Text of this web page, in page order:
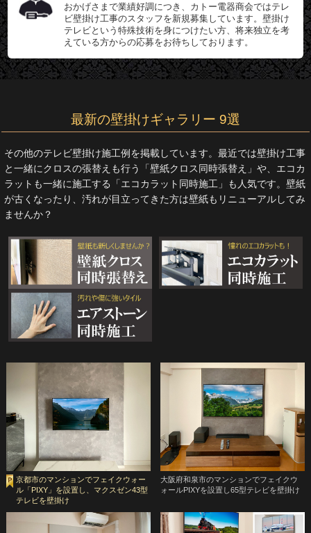
おかげさまで業績好調につき、カトー電器商会ではテレ
ビ壁掛け工事のスタッフを新規募集しています。壁掛け
テレビという特殊技術を身につけたい方、将来独立を考
えている方からの応募をお待ちしております。
最新の壁掛けギャラリー 9選
その他のテレビ壁掛け施工例を掲載しています。最近では壁掛け工事
と一緒にクロスの張替えも行う「壁紙クロス同時張替え」や、エコカ
ラットも一緒に施工する「エコカラット同時施工」も人気です。壁紙
が古くなったり、汚れが目立ってきた方は壁紙もリニューアルしてみ
ませんか？
京都市のマンションでフェイクウォー
ル「PIXY」を設置し、マクスゼン43型
テレビを壁掛け
大阪府和泉市のマンションでフェイクウ
ォールPIXYを設置し65型テレビを壁掛け